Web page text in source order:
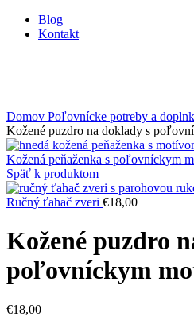
Blog
Kontakt
Domov Poľovnícke potreby a
Kožené puzdro na doklady s
Kožená peňaženka s poľovníckym
Späť k produktom
Ručný ťahač zveri €18,00
Kožené puzdro
poľovníckym
€18,00